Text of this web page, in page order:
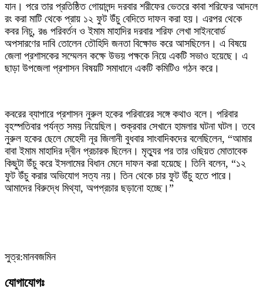
যান। পরে তার প্রতিষ্ঠিত গোয়ালন্দ দরবার শরীফের ভেতরে কাবা শরিফের আদলে
রং করা মাটি থেকে প্রায় ১২ ফুট উঁচু বেদিতে দাফন করা হয়। এরপর থেকে
কবর নিচু, রঙ পরিবর্তন ও ইমাম মাহাদির দরবার শরিফ লেখা সাইনবোর্ড
অপসারণের দাবি তোলেন তৌহিদি জনতা বিক্ষোভ করে আসছিলেন। এ বিষয়ে
জেলা প্রশাসকের সম্মেলন কক্ষে উভয় পক্ষকে নিয়ে একটি সভাও হয়েছে। এ
ছাড়া উপজেলা প্রশাসন বিষয়টি সমাধানে একটি কমিটিও গঠন করে।
কবরের ব্যাপারে প্রশাসন নুরুল হকের পরিবারের সঙ্গে কথাও বলে। পরিবার
বৃহস্পতিবার পর্যন্ত সময় নিয়েছিল। শুক্রবার সেখানে হামলার ঘটনা ঘটল। তবে
নুরুল হকের ছেলে মেহেদী নূর জিলানী বুধবার সাংবাদিকদের বলেছিলেন, “আমার
বাবা ইমাম মাহাদির দ্বীন প্রচারক ছিলেন। মৃত্যুর পর তার ওছিয়ত মোতাবেক
কিছুটা উঁচু করে ইসলামের বিধান মেনে দাফন করা হয়েছে। তিনি বলেন, “১২
ফুট উঁচু করার অভিযোগ সত্য নয়। তিন থেকে চার ফুট উঁচু হতে পারে।
আমাদের বিরুদ্ধে মিথ্যা, অপপ্রচার ছড়ানো হচ্ছে।”
সুত্র:মানবজমিন
যোগাযোগঃ